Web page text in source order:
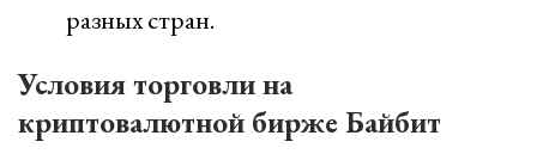
разных стран.
Условия торговли на
криптовалютной бирже Байбит